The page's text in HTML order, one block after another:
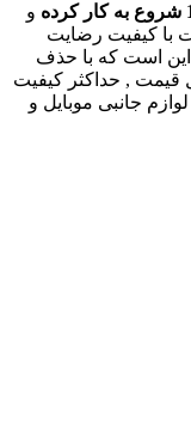
و
با کیفیت رضایت
است که با حذف
قیمت , حداکثر کیفیت
جانبی موبایل و